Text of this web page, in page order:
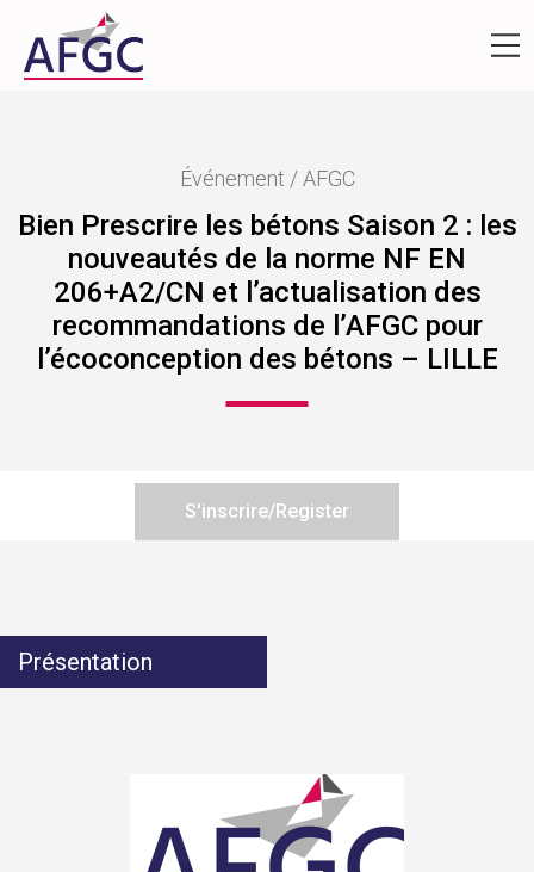
Événement / AFGC
Bien Prescrire les bétons Saison 2 : les
nouveautés de la norme NF EN
206+A2/CN et l’actualisation des
recommandations de l’AFGC pour
l’écoconception des bétons – LILLE
S'inscrire/Register
Présentation